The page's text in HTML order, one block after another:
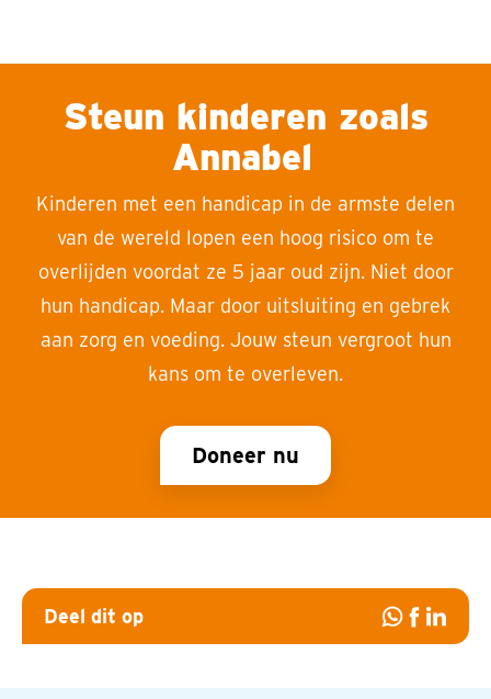
Steun kinderen zoals
Annabel
Kinderen met een handicap in de armste delen
van de wereld lopen een hoog risico om te
overlijden voordat ze 5 jaar oud zijn. Niet door
hun handicap. Maar door uitsluiting en gebrek
aan zorg en voeding. Jouw steun vergroot hun
kans om te overleven.
Doneer nu
Deel dit op
DeelDeel
Deel